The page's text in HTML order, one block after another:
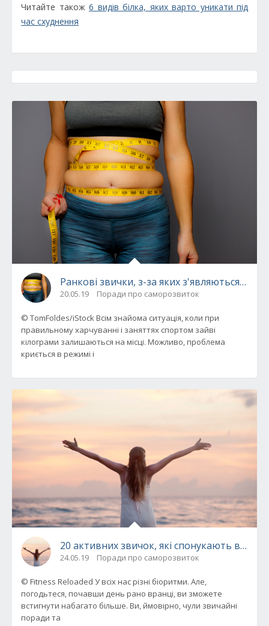
Читайте також 6 видів білка, яких варто уникати під
час схуднення
Ранкові звички, з-за яких з'являються
20.05.19 Поради про саморозвиток
© TomFoldes/iStock Всім знайома ситуація, коли при
правильному харчуванні і заняттях спортом зайві
кілограми залишаються на місці. Можливо, проблема
криється в режимі і
20 активних звичок, які спонукають вас
24.05.19 Поради про саморозвиток
© Fitness Reloaded У всіх нас різні біоритми. Але,
погодьтеся, почавши день рано вранці, ви зможете
встигнути набагато більше. Ви, ймовірно, чули звичайні
поради та